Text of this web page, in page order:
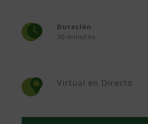
Duración
30 minutos
Virtual en Directo